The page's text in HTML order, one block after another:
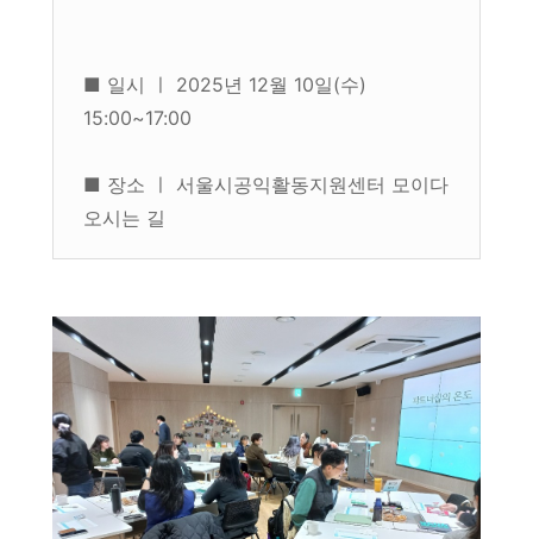
■ 일시 ㅣ 2025년 12월 10일(수)
15:00~17:00
■ 장소 ㅣ 서울시공익활동지원센터 모이다
오시는 길